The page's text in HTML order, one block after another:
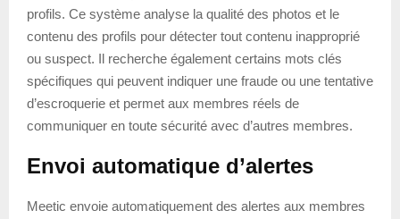
profils. Ce système analyse la qualité des photos et le
contenu des profils pour détecter tout contenu inapproprié
ou suspect. Il recherche également certains mots clés
spécifiques qui peuvent indiquer une fraude ou une tentative
d’escroquerie et permet aux membres réels de
communiquer en toute sécurité avec d’autres membres.
Envoi automatique d’alertes
Meetic envoie automatiquement des alertes aux membres